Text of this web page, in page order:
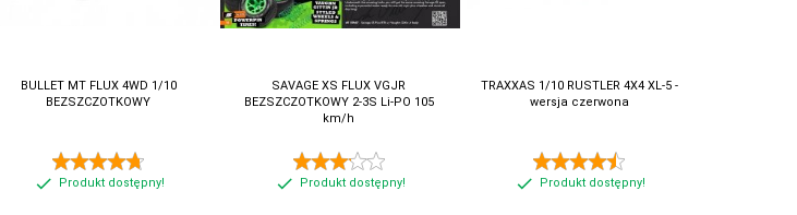
BULLET MT FLUX 4WD 1/10
BEZSZCZOTKOWY
Produkt dostępny!
SAVAGE XS FLUX VGJR
BEZSZCZOTKOWY 2-3S Li-PO 105
km/h
Produkt dostępny!
TRAXXAS 1/10 RUSTLER 4X4 XL-5 -
wersja czerwona
Produkt dostępny!